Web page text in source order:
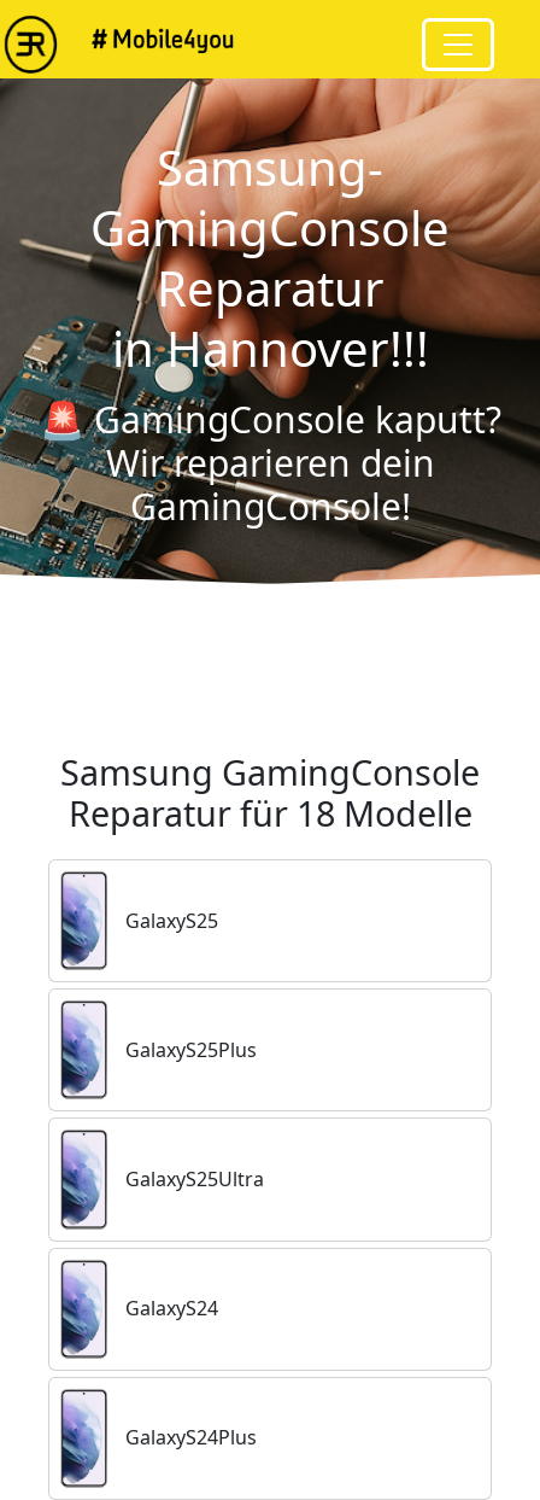
Samsung-
GamingConsole
Reparatur
in Hannover!!!
🚨 GamingConsole kaputt?
Wir reparieren dein
GamingConsole!
Samsung GamingConsole
Reparatur für 18 Modelle
GalaxyS25
GalaxyS25Plus
GalaxyS25Ultra
GalaxyS24
GalaxyS24Plus